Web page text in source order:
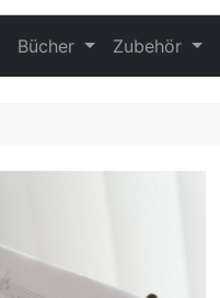
Bücher Zubehör